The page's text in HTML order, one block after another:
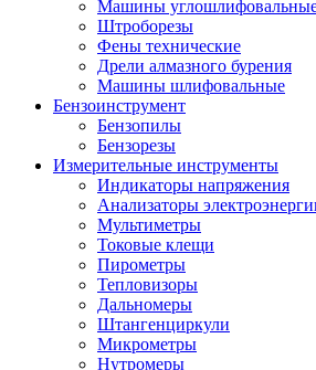
Машины
Штроборезы
Фены технические
Дрели алмазного бурения
Машины шлифовальные
Бензоинструмент
Бензопилы
Бензорезы
Измерительные инструменты
Индикаторы напряжения
Анализаторы
Мультиметры
Токовые клещи
Пирометры
Тепловизоры
Дальномеры
Штангенциркули
Микрометры
Нутромеры